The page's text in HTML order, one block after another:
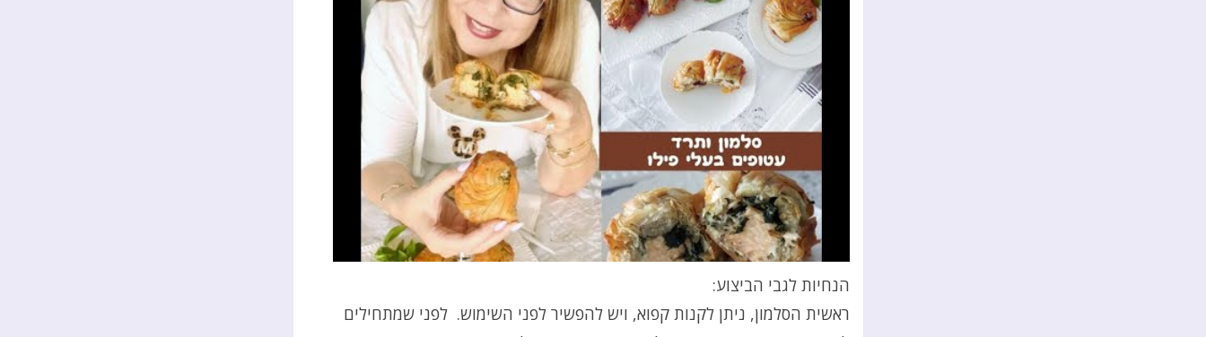
הנחיות לגבי הביצוע:
ראשית הסלמון, ניתן לקנות קפוא, ויש להפשיר לפני השימוש. לפני שמתחילים